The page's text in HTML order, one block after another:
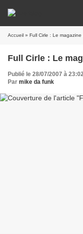
Accueil » Full Cirle : Le
Full Cirle : Le
Publié le 28/07/2007 à
Par mike da funk